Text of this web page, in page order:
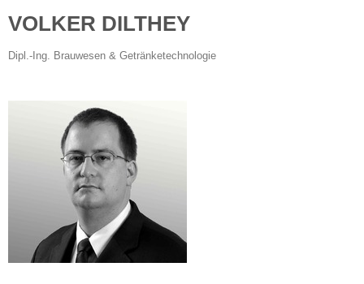
VOLKER DILTHEY
Dipl.-Ing. Brauwesen & Getränketechnologie